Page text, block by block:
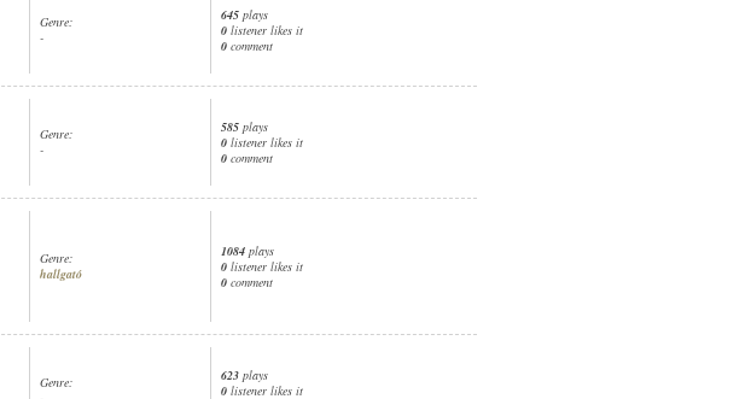
Genre:
-
645 plays
0 listener likes it
0 comment
Genre:
-
585 plays
0 listener likes it
0 comment
Genre:
hallgató
1084 plays
0 listener likes it
0 comment
Genre:
623 plays
0 listener likes it